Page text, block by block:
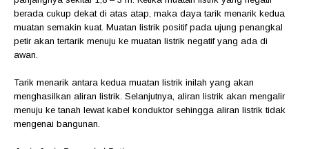
berada cukup dekat di atas atap, maka daya tarik menarik kedua
muatan semakin kuat. Muatan listrik positif pada ujung penangkal
petir akan tertarik menuju ke muatan listrik negatif yang ada di
awan.
Tarik menarik antara kedua muatan listrik inilah yang akan
menghasilkan aliran listrik. Selanjutnya, aliran listrik akan mengalir
menuju ke tanah lewat kabel konduktor sehingga aliran listrik tidak
mengenai bangunan.